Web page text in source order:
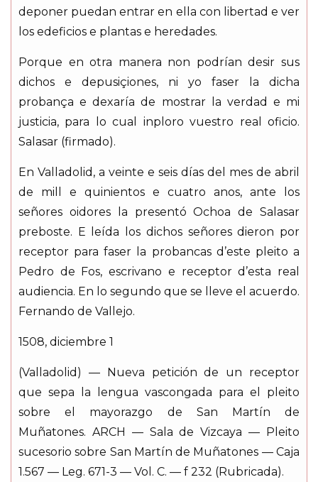
deponer puedan entrar en ella con libertad e ver
los edeficios e plantas e heredades.
Porque en otra manera non podrían desir sus
dichos e depusiçiones, ni yo faser la dicha
probança e dexaría de mostrar la verdad e mi
justicia, para lo cual inploro vuestro real oficio.
Salasar (firmado).
En Valladolid, a veinte e seis días del mes de abril
de mill e quinientos e cuatro anos, ante los
señores oidores la presentó Ochoa de Salasar
preboste. E leída los dichos señores dieron por
receptor para faser la probancas d’este pleito a
Pedro de Fos, escrivano e receptor d’esta real
audiencia. En lo segundo que se lleve el acuerdo.
Fernando de Vallejo.
1508, diciembre 1
(Valladolid) — Nueva petición de un receptor
que sepa la lengua vascongada para el pleito
sobre el mayorazgo de San Martín de
Muñatones. ARCH — Sala de Vizcaya — Pleito
sucesorio sobre San Martín de Muñatones — Caja
1.567 — Leg. 671-3 — Vol. C. — f 232 (Rubricada).